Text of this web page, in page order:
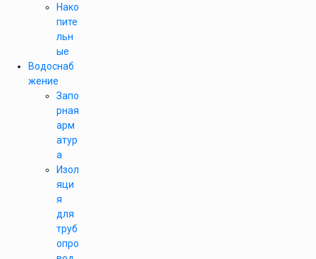
Нако
пите
льн
ые
Водоснаб
жение
Запо
рная
арм
атур
а
Изол
яци
я
для
труб
опро